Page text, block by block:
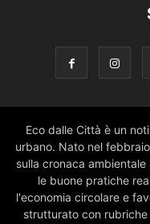
Eco dalle Città è un
urbano. Nato nel
sulla cronaca
le buone pratiche
l'economia circolare e
strutturato con